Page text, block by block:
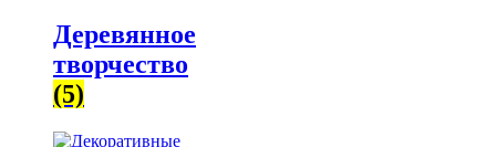
Деревянное
творчество
(5)